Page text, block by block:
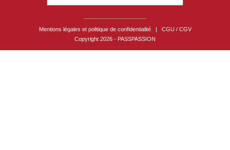
Mentions légales et politique de confidentialité
CGU / CGV
Copyright 2026 - PASSPASSION